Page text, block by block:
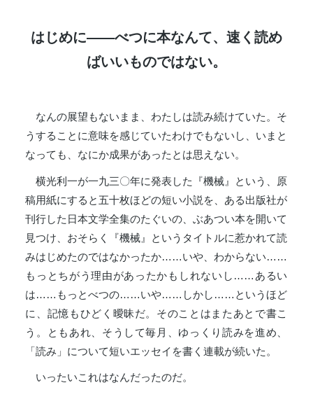
はじめに——べつに本なんて、速く読め
ばいいものではない。
なんの展望もないまま、わたしは読み続けていた。そ
うすることに意味を感じていたわけでもないし、いまと
なっても、なにか成果があったとは思えない。
横光利一が一九三〇年に発表した『機械』という、原
稿用紙にすると五十枚ほどの短い小説を、ある出版社が
刊行した日本文学全集のたぐいの、ぶあつい本を開いて
見つけ、おそらく『機械』というタイトルに惹かれて読
みはじめたのではなかったか……いや、わからない……
もっとちがう理由があったかもしれないし……あるい
は……もっとべつの……いや……しかし……というほど
に、記憶もひどく曖昧だ。そのことはまたあとで書こ
う。ともあれ、そうして毎月、ゆっくり読みを進め、
「読み」について短いエッセイを書く連載が続いた。
いったいこれはなんだったのだ。